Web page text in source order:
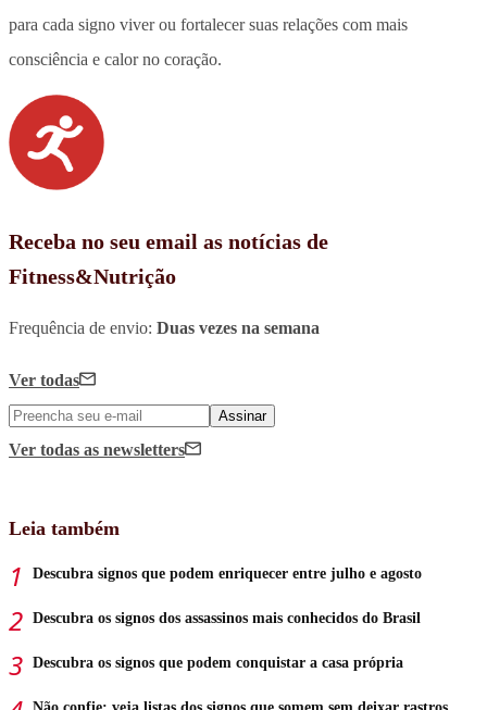
para cada signo viver ou fortalecer suas relações com mais
consciência e calor no coração.
Receba no seu email as notícias de
Fitness&Nutrição
Frequência de envio: Duas vezes na semana
Ver todas
Assinar
Ver todas as newsletters
Leia também
Descubra signos que podem enriquecer entre julho e agosto
Descubra os signos dos assassinos mais conhecidos do Brasil
Descubra os signos que podem conquistar a casa própria